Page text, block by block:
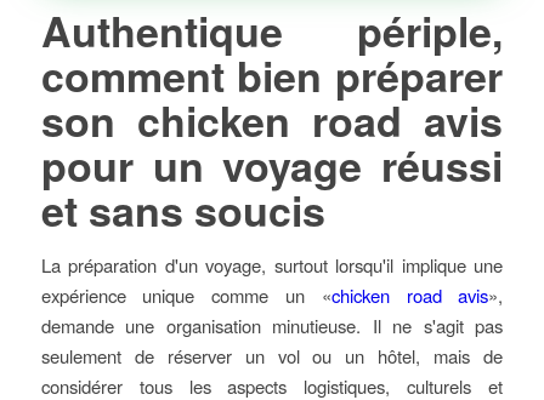
Authentique périple,
comment bien préparer
son chicken road avis
pour un voyage réussi
et sans soucis
La préparation d'un voyage, surtout lorsqu'il implique une
expérience unique comme un «chicken road avis»,
demande une organisation minutieuse. Il ne s'agit pas
seulement de réserver un vol ou un hôtel, mais de
considérer tous les aspects logistiques, culturels et